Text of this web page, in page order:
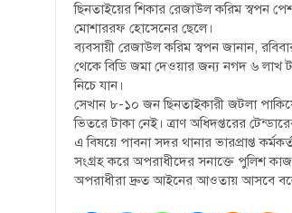
ছিনতাইয়ের শিকার রেজাউল করিম স্বপন
মোশাররফ হোসেনের ছেলে।
ব্যবসায়ী রেজাউল করিম স্বপন জানান,
থেকে বিডি জমা দেওয়ার জন্য নগদ ৬ লাখ
নিচে যান।
সেখান ৮-১০ জন ছিনতাইকারী জটলা
ভিতরে টাকা নেই। ত্রাণ অধিদপ্তরের
এ বিষয়ে পাবনা সদর থানার ভারপ্রাপ্ত
সংগ্রহ করে অপরাধীদের সনাক্তে পুলিশ
অপরাধীরা দ্রুত আইনের আওতায় আসবে বলে